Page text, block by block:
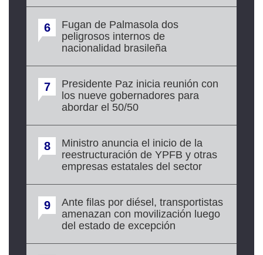
6
Fugan de Palmasola dos
peligrosos internos de
nacionalidad brasileña
7
Presidente Paz inicia reunión con
los nueve gobernadores para
abordar el 50/50
8
Ministro anuncia el inicio de la
reestructuración de YPFB y otras
empresas estatales del sector
9
Ante filas por diésel, transportistas
amenazan con movilización luego
del estado de excepción